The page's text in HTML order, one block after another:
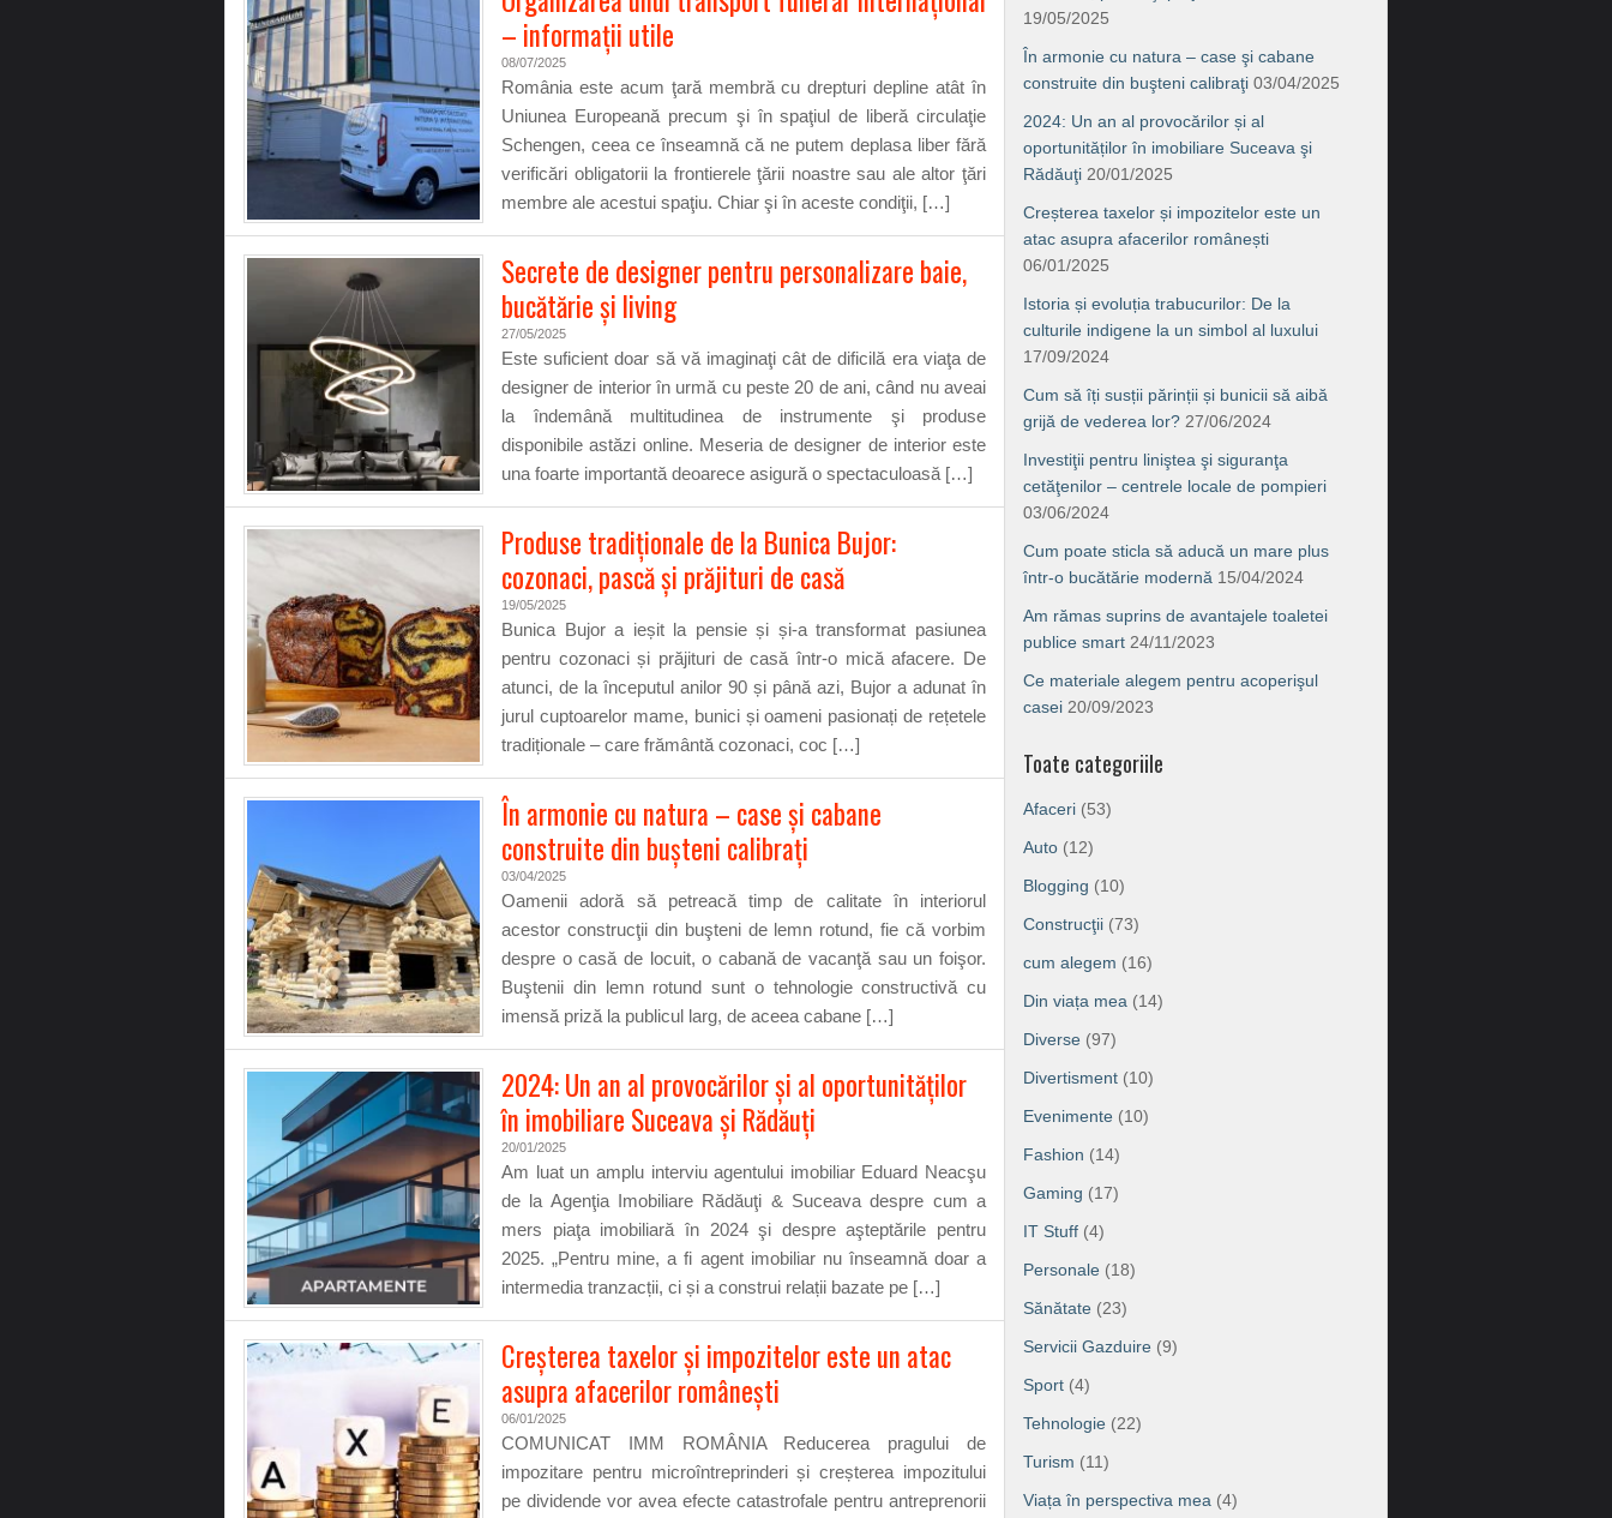
– informaţii utile
08/07/2025
România este acum ţară membră cu drepturi depline atât în
Uniunea Europeană precum şi în spaţiul de liberă circulaţie
Schengen, ceea ce înseamnă că ne putem deplasa liber fără
verificări obligatorii la frontierele ţării noastre sau ale altor ţări
membre ale acestui spaţiu. Chiar şi în aceste condiţii, […]
Secrete de designer pentru personalizare baie,
bucătărie şi living
27/05/2025
Este suficient doar să vă imaginaţi cât de dificilă era viaţa de
designer de interior în urmă cu peste 20 de ani, când nu aveai
la îndemână multitudinea de instrumente şi produse
disponibile astăzi online. Meseria de designer de interior este
una foarte importantă deoarece asigură o spectaculoasă […]
Produse tradiţionale de la Bunica Bujor:
cozonaci, pască şi prăjituri de casă
19/05/2025
Bunica Bujor a ieșit la pensie și și-a transformat pasiunea
pentru cozonaci și prăjituri de casă într-o mică afacere. De
atunci, de la începutul anilor 90 și până azi, Bujor a adunat în
jurul cuptoarelor mame, bunici și oameni pasionați de rețetele
tradiționale – care frământă cozonaci, coc […]
În armonie cu natura – case şi cabane
construite din buşteni calibraţi
03/04/2025
Oamenii adoră să petreacă timp de calitate în interiorul
acestor construcţii din buşteni de lemn rotund, fie că vorbim
despre o casă de locuit, o cabană de vacanţă sau un foişor.
Buştenii din lemn rotund sunt o tehnologie constructivă cu
imensă priză la publicul larg, de aceea cabane […]
2024: Un an al provocărilor și al oportunităților
în imobiliare Suceava şi Rădăuţi
20/01/2025
Am luat un amplu interviu agentului imobiliar Eduard Neacşu
de la Agenţia Imobiliare Rădăuţi & Suceava despre cum a
mers piaţa imobiliară în 2024 şi despre aşteptările pentru
2025. „Pentru mine, a fi agent imobiliar nu înseamnă doar a
intermedia tranzacții, ci și a construi relații bazate pe […]
Creșterea taxelor și impozitelor este un atac
asupra afacerilor românești
06/01/2025
COMUNICAT IMM ROMÂNIA Reducerea pragului de
impozitare pentru microîntreprinderi și creșterea impozitului
pe dividende vor avea efecte catastrofale pentru antreprenorii
19/05/2025
În armonie cu natura – case şi cabane
construite din buşteni calibraţi 03/04/2025
2024: Un an al provocărilor și al
oportunităților în imobiliare Suceava şi
Rădăuţi 20/01/2025
Creșterea taxelor și impozitelor este un
atac asupra afacerilor românești
06/01/2025
Istoria și evoluția trabucurilor: De la
culturile indigene la un simbol al luxului
17/09/2024
Cum să îți susții părinții și bunicii să aibă
grijă de vederea lor? 27/06/2024
Investiţii pentru liniştea şi siguranţa
cetăţenilor – centrele locale de pompieri
03/06/2024
Cum poate sticla să aducă un mare plus
într-o bucătărie modernă 15/04/2024
Am rămas suprins de avantajele toaletei
publice smart 24/11/2023
Ce materiale alegem pentru acoperişul
casei 20/09/2023
Toate categoriile
Afaceri (53)
Auto (12)
Blogging (10)
Construcţii (73)
cum alegem (16)
Din viața mea (14)
Diverse (97)
Divertisment (10)
Evenimente (10)
Fashion (14)
Gaming (17)
IT Stuff (4)
Personale (18)
Sănătate (23)
Servicii Gazduire (9)
Sport (4)
Tehnologie (22)
Turism (11)
Viața în perspectiva mea (4)